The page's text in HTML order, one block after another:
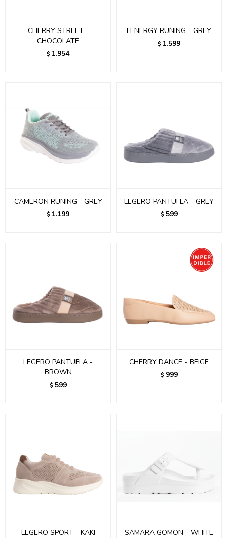
CHERRY STREET -
CHOCOLATE
$ 1.954
LENERGY RUNING - GREY
$ 1.599
CAMERON RUNING - GREY
$ 1.199
LEGERO PANTUFLA - GREY
$ 599
LEGERO PANTUFLA -
BROWN
$ 599
CHERRY DANCE - BEIGE
$ 999
LEGERO SPORT - KAKI SAMARA GOMON - WHITE